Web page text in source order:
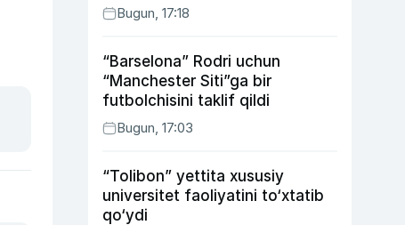
Bugun, 17:18
“Barselona” Rodri uchun
“Manchester Siti”ga bir
futbolchisini taklif qildi
Bugun, 17:03
“Tolibon” yettita xususiy
universitet faoliyatini to‘xtatib
qo‘ydi